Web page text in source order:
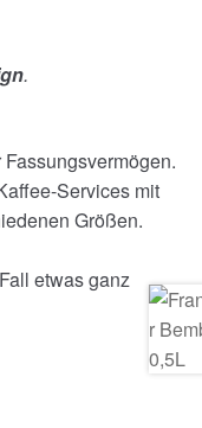
.
Services mit
Größen.
etwas ganz